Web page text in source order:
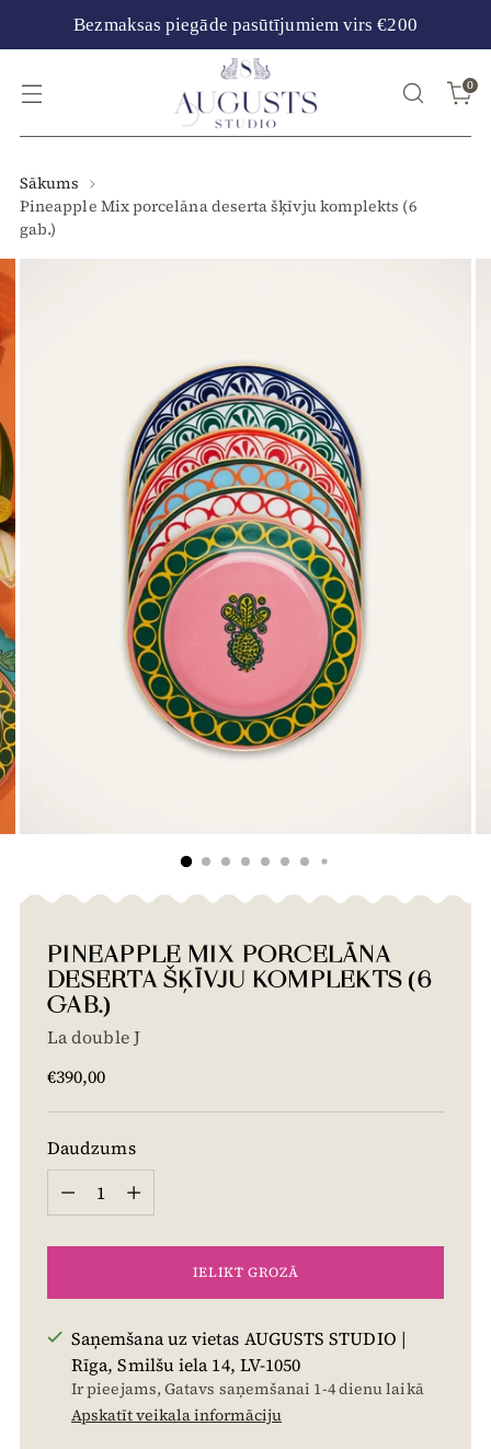
Bezmaksas piegāde pasūtījumiem virs €200
0
Sākums
Pineapple Mix porcelāna deserta šķīvju komplekts (6
gab.)
PINEAPPLE MIX PORCELĀNA
DESERTA ŠĶĪVJU KOMPLEKTS (6
GAB.)
La double J
Cena
€390,00
Daudzums
Daudzums
IELIKT GROZĀ
Saņemšana uz vietas AUGUSTS STUDIO |
Rīga, Smilšu iela 14, LV-1050
Ir pieejams, Gatavs saņemšanai 1-4 dienu laikā
Apskatīt veikala informāciju